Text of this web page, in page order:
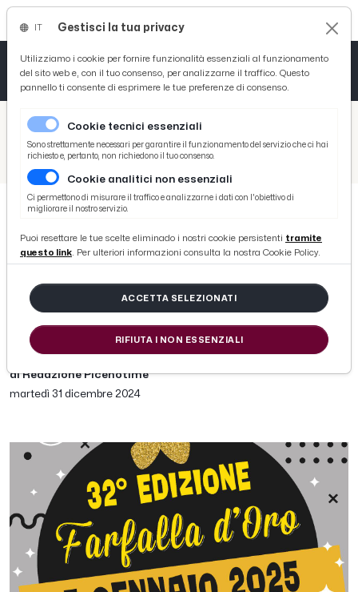
/ Picenotime
/ Eventi e Cultura
Farfalla d’Oro 2025: al Serpente Aureo di Offida 10 piccoli cantanti in gara per una serata di musica e solidarietà
Farfalla d’Oro 2025: al Serpente
Aureo di Offida 10 piccoli cantanti
in gara per una serata di musica e
solidarietà
di Redazione Picenotime
martedì 31 dicembre 2024
Gestisci la tua privacy
Utilizziamo i cookie per fornire funzionalità essenziali al funzionamento
del sito web e, con il tuo consenso, per analizzarne il traffico. Questo
pannello ti consente di esprimere le tue preferenze di consenso.
Cookie tecnici essenziali
Sono strettamente necessari per garantire il funzionamento del servizio che ci hai
richiesto e, pertanto, non richiedono il tuo consenso.
Cookie analitici non essenziali
Ci permettono di misurare il traffico e analizzarne i dati con l'obiettivo di
migliorare il nostro servizio.
Puoi resettare le tue scelte eliminado i nostri cookie persistenti tramite
questo link. Per ulteriori informazioni consulta la nostra Cookie Policy.
ACCETTA SELEZIONATI
RIFIUTA I NON ESSENZIALI
Tutto News
Tutto Sport
Basket
Ciclismo
Tutto Curiosità